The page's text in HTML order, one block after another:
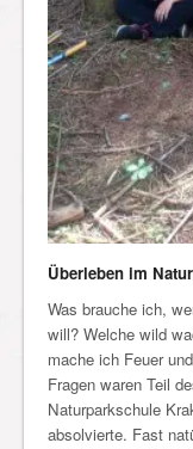
Überleben im
Was brauche ich,
will? Welche wild
mache ich Feuer
Fragen waren Teil
Naturparkschule
absolvierte. Fast